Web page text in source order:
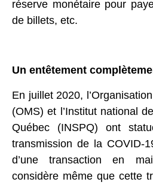
réserve monétaire pour
de billets, etc.
Un entêtement
En juillet 2020,
(OMS) et l’Institut national
Québec (INSPQ) ont
transmission de la COVID-
d’une transaction en
considère même que cette